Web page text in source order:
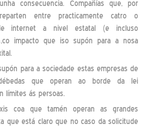
consecuencia. Compañías que, por
entre practicamente catro o
internet a nivel estatal (e incluso
impacto que iso supón para a nosa
para a sociedade estas empresas de
que operan ao borde da lei
límites ás persoas.
coa que tamén operan as grandes
que está claro que no caso da solicitude